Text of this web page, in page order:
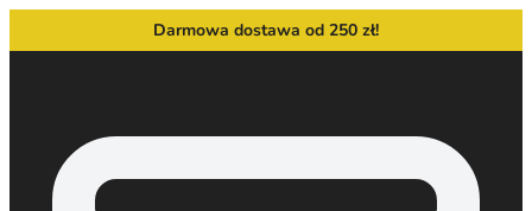
Darmowa dostawa od 250 zł!